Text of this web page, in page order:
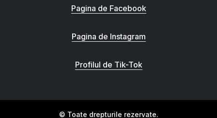
Pagina de Facebook
Pagina de Instagram
Profilul de Tik-Tok
© Toate drepturile rezervate.